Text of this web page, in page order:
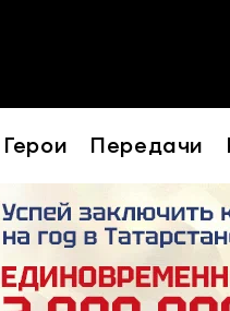
Передачи